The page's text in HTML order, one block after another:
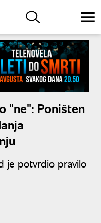
"ne": Poništen
je potvrdio pravilo